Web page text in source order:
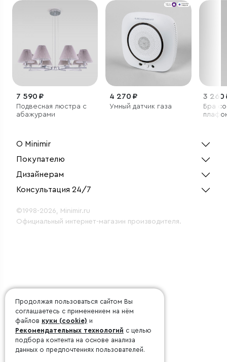
7 590 ₽
Подвесная люстра с
абажурами
4 270 ₽
Умный датчик газа
3 260
Бра
О Minimir
Покупателю
Дизайнерам
Консультация 24/7
©1998-2026, Minimir.ru
Официальный интернет-магазин производителя.
Продолжая пользоваться сайтом Вы
соглашаетесь с применением на нём
файлов куки (cookie) и
Рекомендательных технологий с целью
подбора контента на основе анализа
данных о предпочтениях пользователей.